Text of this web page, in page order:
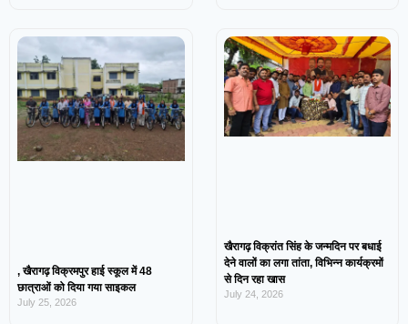
, खैरागढ़ विक्रमपुर हाई स्कूल में 48
छात्राओं को दिया गया साइकल
July 25, 2026
खैरागढ़ विक्रांत सिंह के जन्मदिन पर बधाई
देने वालों का लगा तांता, विभिन्न कार्यक्रमों
से दिन रहा खास
July 24, 2026